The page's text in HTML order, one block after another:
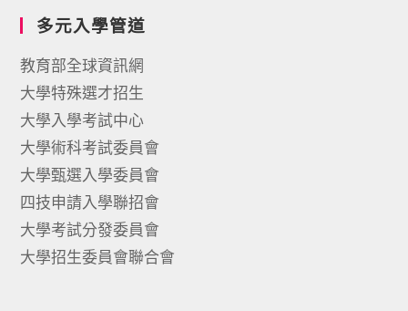
多元入學管道
教育部全球資訊網
大學特殊選才招生
大學入學考試中心
大學術科考試委員會
大學甄選入學委員會
四技申請入學聯招會
大學考試分發委員會
大學招生委員會聯合會